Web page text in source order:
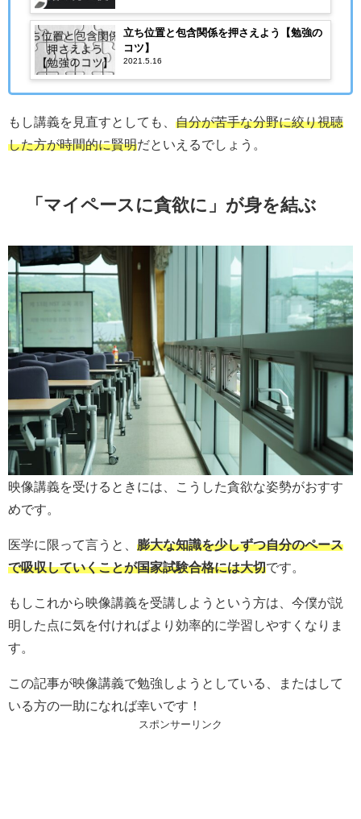
立ち位置と包含関係を押さえよう【勉強の
コツ】
2021.5.16
もし講義を見直すとしても、 自分が苦手な分野に絞り視聴
した方が時間的に賢明だといえるでしょう。
「マイペースに貪欲に」が身を結ぶ
映像講義を受けるときには、こうした貪欲な姿勢がおすす
めです。
医学に限って言うと、 膨大な知識を少しずつ自分のペース
で吸収していくことが国家試験合格には大切です。
もしこれから映像講義を受講しようという方は、今僕が説
明した点に気を付ければより効率的に学習しやすくなりま
す。
この記事が映像講義で勉強しようとしている、またはして
いる方の一助になれば幸いです！
スポンサーリンク